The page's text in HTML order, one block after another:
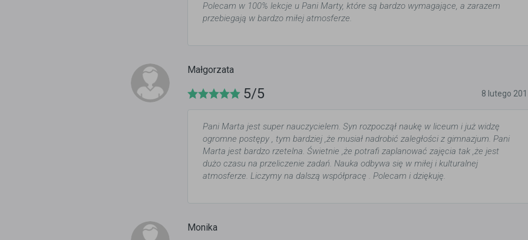
Polecam w 100% lekcje u Pani Marty, które są bardzo wymagające, a zarazem
przebiegają w bardzo miłej atmosferze.
Małgorzata
5/5 8 lutego
Pani Marta jest super nauczycielem. Syn rozpoczął naukę w liceum i już widzę
ogromne postępy , tym bardziej ,że musiał nadrobić zaległości z gimnazjum. Pani
Marta jest bardzo rzetelna. Świetnie ,że potrafi zaplanować zajęcia tak ,że jest
dużo czasu na przeliczenie zadań. Nauka odbywa się w miłej i kulturalnej
atmosferze. Liczymy na dalszą współpracę . Polecam i dziękuję.
Monika